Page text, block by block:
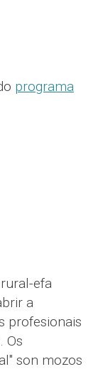
programa
efa
a
profesionais
Os
son mozos